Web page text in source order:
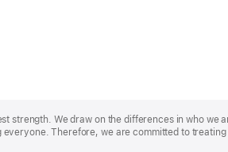
strength. We draw on the differences in who
Therefore, we are committed to